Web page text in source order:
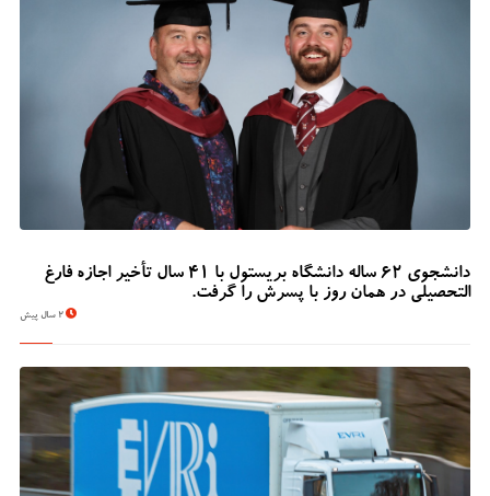
دانشجوی 62 ساله دانشگاه بریستول با 41 سال تأخیر اجازه فارغ
التحصیلی در همان روز با پسرش را گرفت.
2 سال پیش